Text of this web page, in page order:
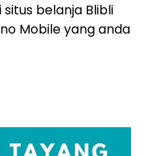
belanja Blibli
Mobile yang anda